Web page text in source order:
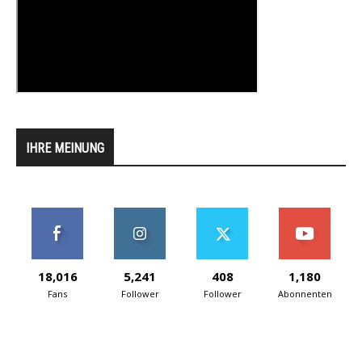
IHRE MEINUNG
18,016
Fans
5,241
Follower
408
Follower
1,180
Abonnenten